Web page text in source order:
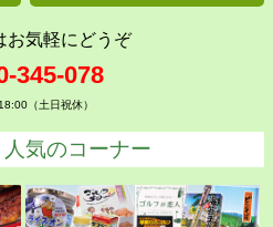
お気軽にどうぞ
345-078
（土日祝休）
気のコーナー